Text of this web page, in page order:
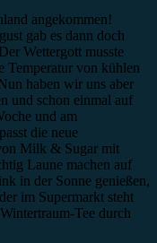
angekommen!
gab es dann doch
Wettergott musste
Temperatur von kühlen
haben wir uns aber
und schon einmal auf
und am
die neue
Milk & Sugar mit
Laune machen auf
in der Sonne genießen,
im Supermarkt steht
Tee durch